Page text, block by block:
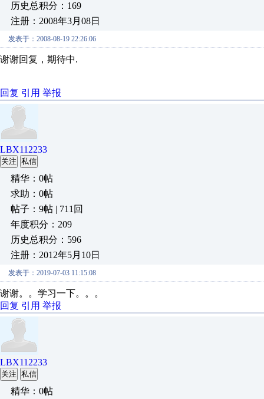
历史总积分：169
注册：2008年3月08日
发表于：2008-08-19 22:26:06
谢谢回复，期待中.
回复 引用 举报
LBX112233
关注 私信
精华：0帖
求助：0帖
帖子：9帖 | 711回
年度积分：209
历史总积分：596
注册：2012年5月10日
发表于：2019-07-03 11:15:08
谢谢。。学习一下。。。
回复 引用 举报
LBX112233
关注 私信
精华：0帖